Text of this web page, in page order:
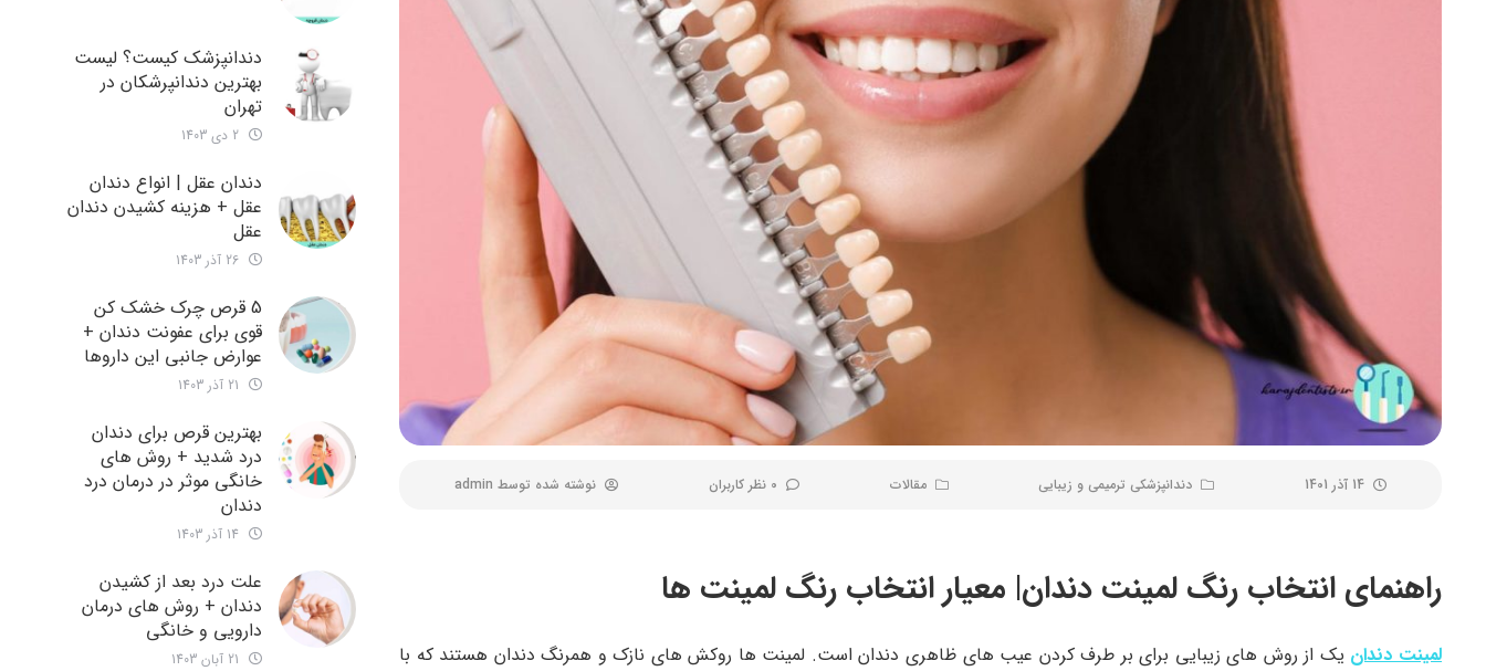
14 آذر 1401 دندانپزشکی ترمیمی و زیبایی مقالات 0 نظر کاربران نوشته شده توسط admin
راهنمای انتخاب رنگ لمینت دندان| معیار انتخاب رنگ لمینت ها
لمینت دندان یک از روش های زیبایی برای بر طرف کردن عیب های ظاهری دندان است. لمینت ها روکش های نازک و همرنگ دندان هستند که با
دندانپزشک کیست؟ لیست
بهترین دندانپرشکان در
تهران
دندان عقل | انواع دندان
عقل + هزینه کشیدن دندان
عقل
5 قرص چرک خشک کن
قوی برای عفونت دندان +
عوارض جانبی این داروها
بهترین قرص برای دندان
درد شدید + روش های
خانگی موثر در درمان درد
دندان
علت درد بعد از کشیدن
دندان + روش های درمان
دارویی و خانگی